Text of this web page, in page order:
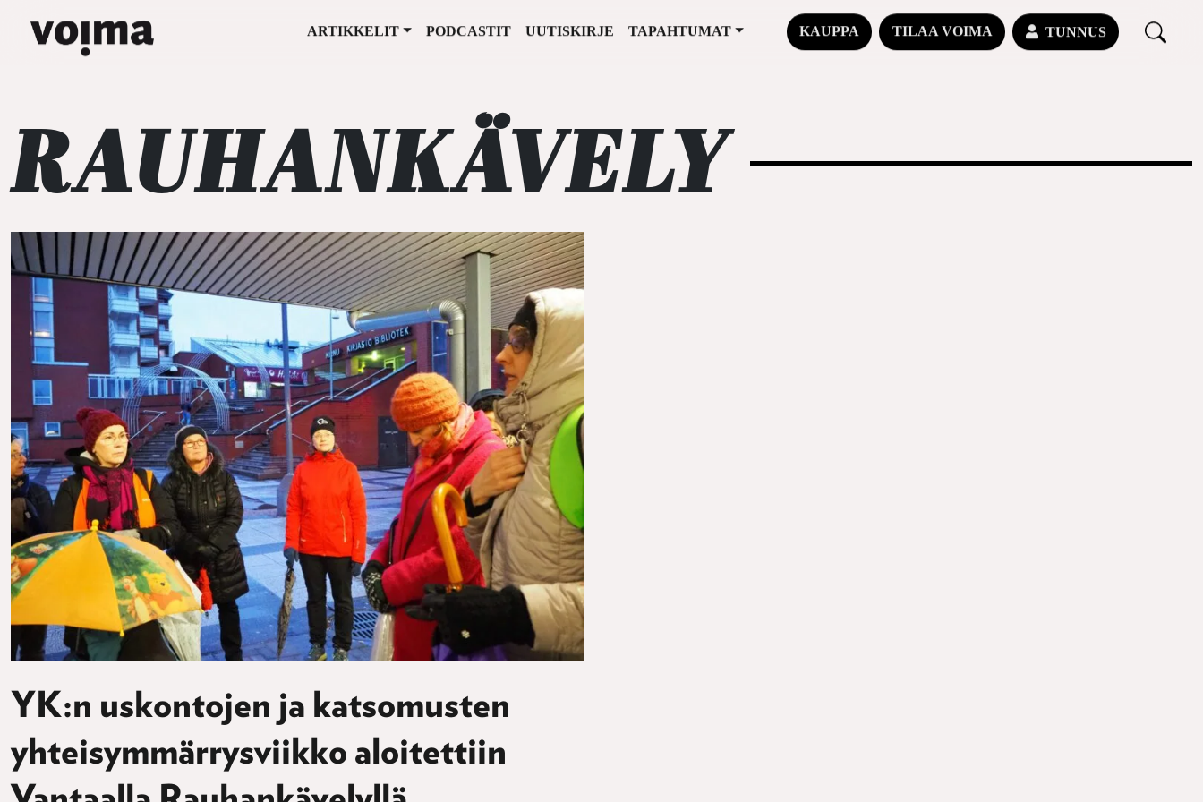
Päävalikko
ARTIKKELIT PODCASTIT UUTISKIRJE TAPAHTUMAT KAUPPA TILAA VOIMA TUNNUS
RAUHANKÄVELY
YK:n uskontojen ja katsomusten
yhteisymmärrysviikko aloitettiin